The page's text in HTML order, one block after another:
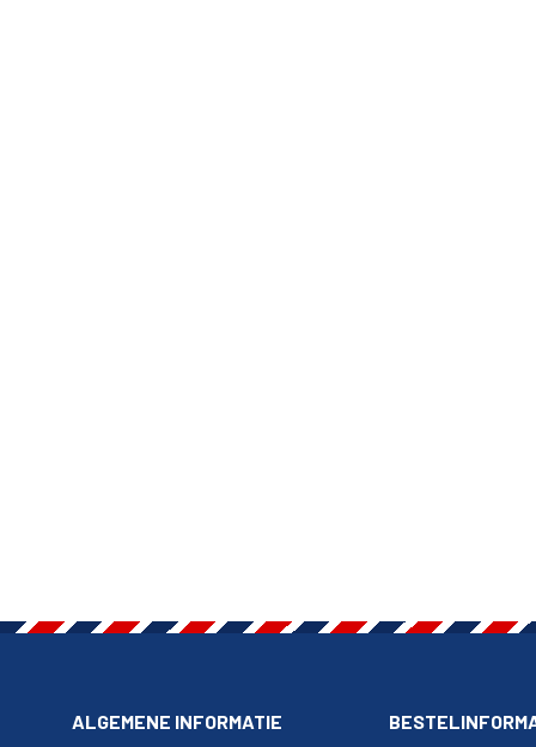
ALGEMENE INFORMATIE